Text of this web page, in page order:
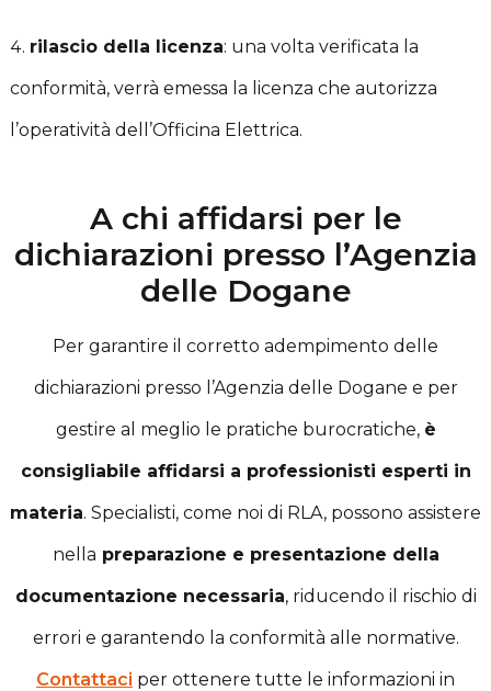
rilascio della licenza: una volta verificata la
conformità, verrà emessa la licenza che autorizza
l’operatività dell’Officina Elettrica.
A chi affidarsi per le
dichiarazioni presso l’Agenzia
delle Dogane
Per garantire il corretto adempimento delle
dichiarazioni presso l’Agenzia delle Dogane e per
gestire al meglio le pratiche burocratiche, è
consigliabile affidarsi a professionisti esperti in
materia. Specialisti, come noi di RLA, possono assistere
nella preparazione e presentazione della
documentazione necessaria, riducendo il rischio di
errori e garantendo la conformità alle normative.
Contattaci per ottenere tutte le informazioni in